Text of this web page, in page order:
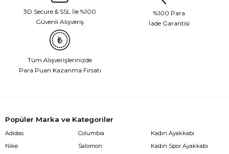
3D Secure & SSL İle %100
Güvenli Alışveriş
%100 Para
İade Garantisi
Tüm Alışverişlerinizde
Para Puan Kazanma Fırsatı
Popüler Marka ve Kategoriler
Adidas
Nike
Columbia
Salomon
Kadın Ayakkabı
Kadın Spor Ayakkabı